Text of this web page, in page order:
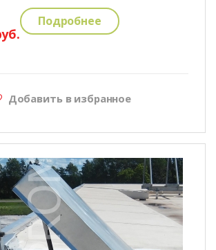
Подробнее
Добавить в избранное